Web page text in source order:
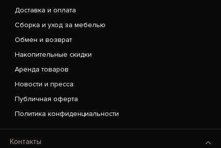
Доставка и оплата
Сборка и уход за мебелью
Обмен и возврат
Накопительные скидки
Аренда товаров
Новости и пресса
Публичная оферта
Политика конфиденциальности
Контакты